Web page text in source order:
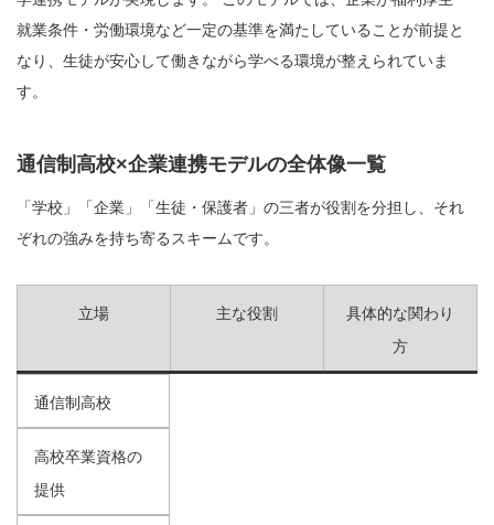
就業条件・労働環境など一定の基準を満たしていることが前提と
なり、生徒が安心して働きながら学べる環境が整えられていま
す。
通信制高校×企業連携モデルの全体像一覧
「学校」「企業」「生徒・保護者」の三者が役割を分担し、それ
ぞれの強みを持ち寄るスキームです。
立場 主な役割
具体的な関わり
方
通信制高校
高校卒業資格の
提供